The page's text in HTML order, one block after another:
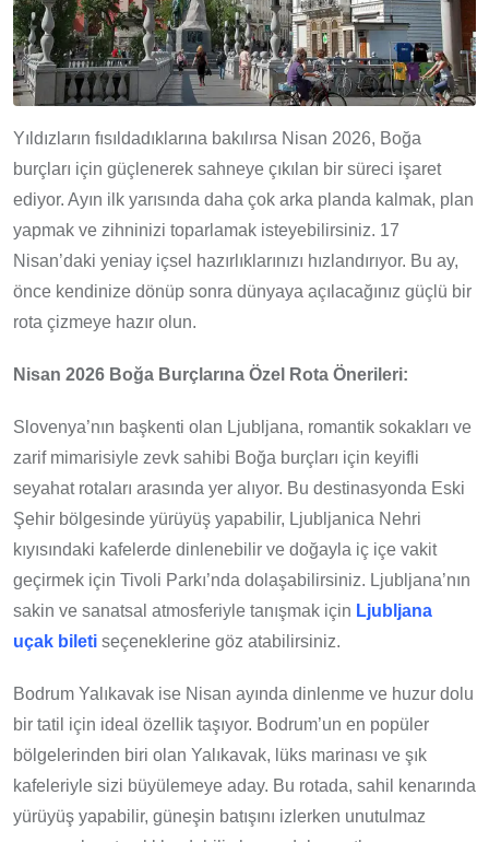
Yıldızların fısıldadıklarına bakılırsa Nisan 2026, Boğa
burçları için güçlenerek sahneye çıkılan bir süreci işaret
ediyor. Ayın ilk yarısında daha çok arka planda kalmak, plan
yapmak ve zihninizi toparlamak isteyebilirsiniz. 17
Nisan’daki yeniay içsel hazırlıklarınızı hızlandırıyor. Bu ay,
önce kendinize dönüp sonra dünyaya açılacağınız güçlü bir
rota çizmeye hazır olun.
Nisan 2026 Boğa Burçlarına Özel Rota Önerileri:
Slovenya’nın başkenti olan Ljubljana, romantik sokakları ve
zarif mimarisiyle zevk sahibi Boğa burçları için keyifli
seyahat rotaları arasında yer alıyor. Bu destinasyonda Eski
Şehir bölgesinde yürüyüş yapabilir, Ljubljanica Nehri
kıyısındaki kafelerde dinlenebilir ve doğayla iç içe vakit
geçirmek için Tivoli Parkı’nda dolaşabilirsiniz. Ljubljana’nın
sakin ve sanatsal atmosferiyle tanışmak için Ljubljana
uçak bileti seçeneklerine göz atabilirsiniz.
Bodrum Yalıkavak ise Nisan ayında dinlenme ve huzur dolu
bir tatil için ideal özellik taşıyor. Bodrum’un en popüler
bölgelerinden biri olan Yalıkavak, lüks marinası ve şık
kafeleriyle sizi büyülemeye aday. Bu rotada, sahil kenarında
yürüyüş yapabilir, güneşin batışını izlerken unutulmaz